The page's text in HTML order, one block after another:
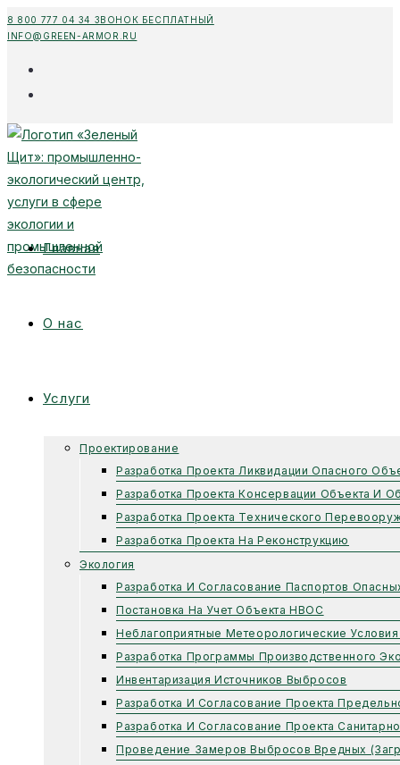
Перейти
к
8 800 777 04 34 ЗВОНОК БЕСПЛАТНЫЙ
INFO@GREEN-ARMOR.RU
Главная
О нас
Услуги
Проектирование
Разработка Проекта Ликвидации Опасного
Разработка Проекта Консервации Объекта И
Разработка Проекта Технического
Разработка Проекта На Реконструкцию
Экология
Разработка И Согласование Паспортов
Постановка На Учет Объекта НВОС
Неблагоприятные Метеорологические
Разработка Программы Производственного
Инвентаризация Источников Выбросов
Разработка И Согласование Проекта
Разработка И Согласование Проекта
Проведение Замеров Выбросов Вредных